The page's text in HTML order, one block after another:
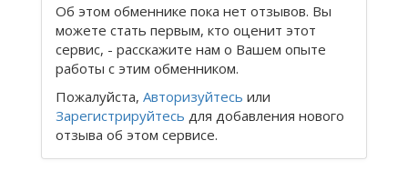
Об этом обменнике пока нет отзывов. Вы
можете стать первым, кто оценит этот
сервис, - расскажите нам о Вашем опыте
работы с этим обменником.
Пожалуйста, Авторизуйтесь или
Зарегистрируйтесь для добавления нового
отзыва об этом сервисе.